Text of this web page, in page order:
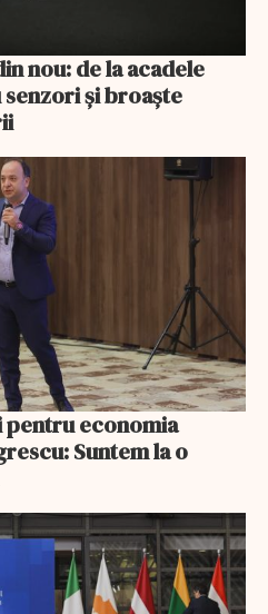
nou: de la acadele
senzori și broaște
pentru economia
Suntem la o